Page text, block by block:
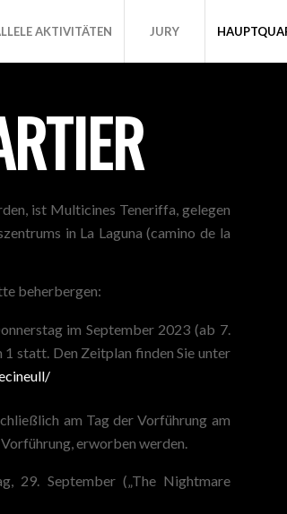
AKTIVITÄTEN JURY
ist Multicines Teneriffa, gelegen
in La Laguna (camino de la
beherbergen:
im September 2023 (ab 7.
statt. Den Zeitplan finden Sie unter
am Tag der Vorführung am
erworben werden.
29. September („The Nightmare